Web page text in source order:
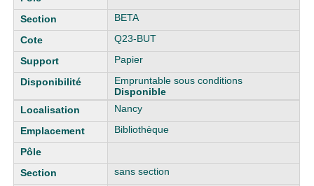
BETA
Q23-BUT
Papier
Empruntable sous conditions
Disponible
Nancy
Bibliothèque
sans section